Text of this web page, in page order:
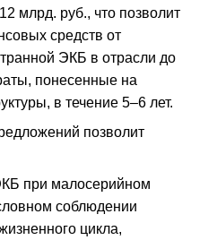
млрд. руб., что позволит
средств от
ЭКБ в отрасли до
понесенные на
в течение 5–6 лет.
позволит
при малосерийном
соблюдении
цикла,